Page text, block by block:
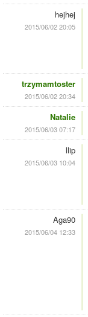
hejhej
2015/06/02 20:05
trzymamtoster
2015/06/02 20:34
Natalie
2015/06/03 07:17
llip
2015/06/03 10:04
Aga90
2015/06/04 12:33